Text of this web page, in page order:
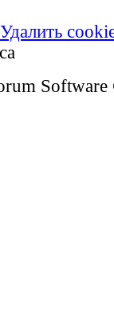
Удалить